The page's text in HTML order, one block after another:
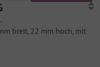
breit, 22 mm hoch, mit